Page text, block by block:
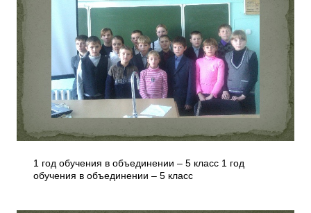
1 год обучения в объединении – 5 класс 1 год
обучения в объединении – 5 класс